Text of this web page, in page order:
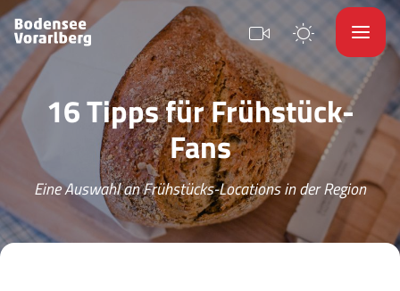
16 Tipps für Frühstück-
Fans
Eine Auswahl an Frühstücks-Locations in der Region